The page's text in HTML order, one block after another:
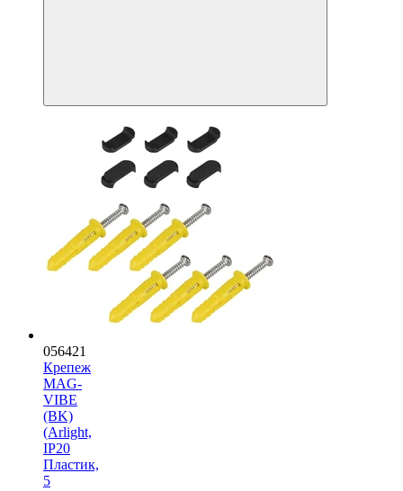
056421
Крепеж
MAG-
VIBE
(BK)
(Arlight,
IP20
Пластик,
5